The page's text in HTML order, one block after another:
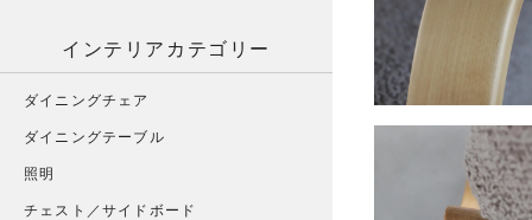
インテリアカテゴリー
ダイニングチェア
ダイニングテーブル
照明
チェスト／サイドボード